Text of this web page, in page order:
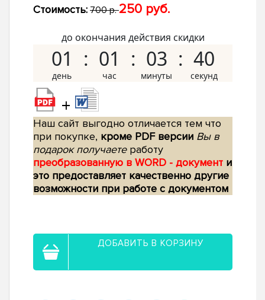
Стоимость: 700 р.250 руб.
до окончания действия скидки
01 01 03 39
+
Наш сайт выгодно отличается тем что
при покупке, кроме PDF версии Вы в
подарок получаетеработу
преобразованную в WORD - документ и
это предоставляет качественно другие
возможности при работе с документом
ДОБАВИТЬ В КОРЗИНУ